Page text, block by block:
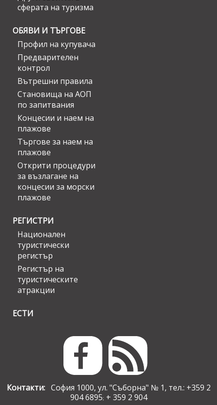
сферата на туризма
ОБЯВИ И ТЪРГОВЕ
Профил на купувача
Предварителен
контрол
Вътрешни правила
Становища на АОП
по запитвания
Концесии и наем на
плажове
Търгове за наем на
плажове
Открити процедури
за възлагане на
концесии за морски
плажове
РЕГИСТРИ
Национален
туристически
регистър
Регистър на
туристическите
атракции
ЕСТИ
Контакти:София 1000, ул. "Съборна" № 1, тел.: +359 2
904 6895; + 359 2 904